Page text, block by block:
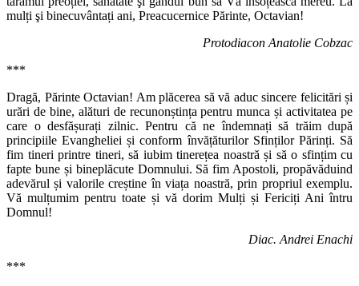
mulți şi binecuvântați ani, Preacucernice Părinte, Octavian!
Protodiacon Anatolie Cobzac
***
Dragă, Părinte Octavian! Am plăcerea să vă aduc sincere felicitări și
urări de bine, alături de recunonștința pentru munca și activitatea pe
care o desfășurați zilnic. Pentru că ne îndemnați să trăim după
principiile Evangheliei și conform învățăturilor Sfinților Părinți. Să
fim tineri printre tineri, să iubim tinerețea noastră și să o sfințim cu
fapte bune și bineplăcute Domnului. Să fim Apostoli, propăvăduind
adevărul și valorile creștine în viața noastră, prin propriul exemplu.
Vă mulțumim pentru toate și vă dorim Mulți și Fericiți Ani întru
Domnul!
Diac. Andrei Enachi
***